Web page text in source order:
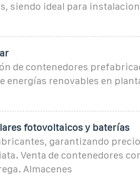
siendo ideal para
de contenedores
renovables en
fotovoltaicos y baterías
garantizando
Venta de contenedores
Almacenes